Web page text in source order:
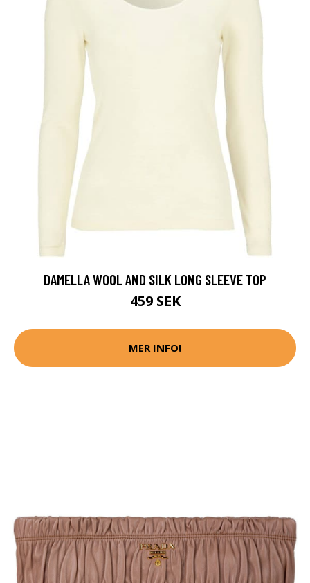
DAMELLA WOOL AND SILK LONG SLEEVE TOP
459 SEK
MER INFO!